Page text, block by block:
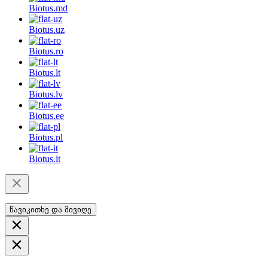
Biotus.md
Biotus.uz
Biotus.ro
Biotus.lt
Biotus.lv
Biotus.ee
Biotus.pl
Biotus.it
წავიკითხე და მივიღე